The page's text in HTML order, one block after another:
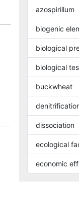
azospirillum
biogenic
biological
biological
buckwheat
dissociation
ecological
economic